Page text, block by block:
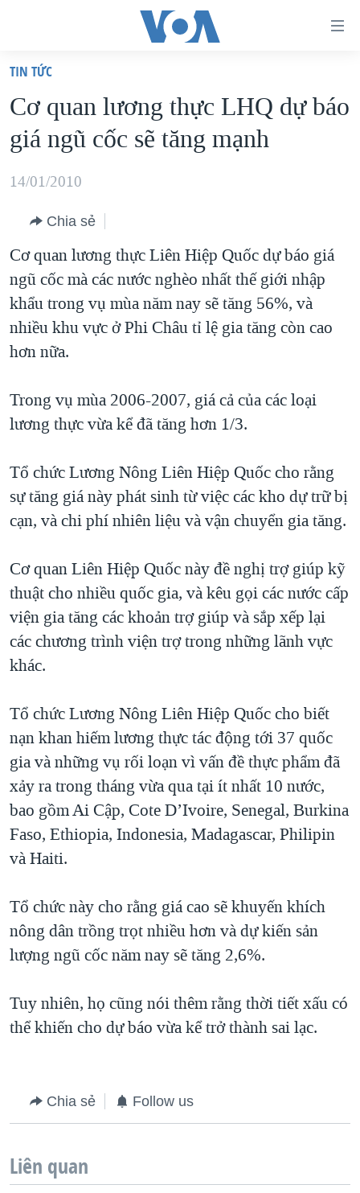
truy
cập
Tới
dung
chính
điều
hướng
chính
Đi
tới
VIỆT NAM
HOA KỲ
BIỂN ĐÔNG
BLOG
DIỄN ĐÀN
MỤC
TỰ DO BÁO CHÍ
VẠCH TRẦN TIN GIẢ
ĐỜI SỐNG
KINH TẾ
KHOA HỌC
SỨC KHOẺ
VĂN HOÁ
GIÁO DỤC
CHUYÊN ĐỀ
CHIẾN TRANH THƯƠNG MẠI CỦA MỸ: QUÁ KHỨ VÀ HIỆN
HÀNH TRÌNH BẦU CỬ 2024
MỘT NĂM CHIẾN TRANH TẠI DẢI GAZA
NGÀY TỊ NẠN THẾ GIỚI
TRỊNH VĨNH BÌNH - NGƯỜI HẠ 'BÊN THẮNG CUỘC'
CHI PHÍ CHIẾN TRANH AFGHANISTAN
CÁC GIÁ TRỊ CỘNG HÒA Ở VIỆT NAM
THƯỢNG ĐỈNH TRUMP-KIM TẠI VIỆT NAM
TRỊNH VĨNH BÌNH VS. CHÍNH PHỦ VIỆT NAM
BÊN KIA QUỐC LỘ: TIẾNG VỌNG TỪ NÔNG THÔN MỸ
QUAN HỆ VIỆT MỸ
HỌC TIẾNG ANH
NGHE
Ngôn ngữ khác
TIN TỨC
Cơ quan lương thực LHQ dự báo
giá ngũ cốc sẽ tăng mạnh
14/01/2010
Chia sẻ
Cơ quan lương thực Liên Hiệp Quốc dự báo giá
ngũ cốc mà các nước nghèo nhất thế giới nhập
khẩu trong vụ mùa năm nay sẽ tăng 56%, và
nhiều khu vực ở Phi Châu tỉ lệ gia tăng còn cao
hơn nữa.
Trong vụ mùa 2006-2007, giá cả của các loại
lương thực vừa kể đã tăng hơn 1/3.
Tổ chức Lương Nông Liên Hiệp Quốc cho rằng
sự tăng giá này phát sinh từ việc các kho dự trữ bị
cạn, và chi phí nhiên liệu và vận chuyển gia tăng.
Cơ quan Liên Hiệp Quốc này đề nghị trợ giúp kỹ
thuật cho nhiều quốc gia, và kêu gọi các nước cấp
viện gia tăng các khoản trợ giúp và sắp xếp lại
các chương trình viện trợ trong những lãnh vực
khác.
Tổ chức Lương Nông Liên Hiệp Quốc cho biết
nạn khan hiếm lương thực tác động tới 37 quốc
gia và những vụ rối loạn vì vấn đề thực phẩm đã
xảy ra trong tháng vừa qua tại ít nhất 10 nước,
bao gồm Ai Cập, Cote D’Ivoire, Senegal, Burkina
Faso, Ethiopia, Indonesia, Madagascar, Philipin
và Haiti.
Tổ chức này cho rằng giá cao sẽ khuyến khích
nông dân trồng trọt nhiều hơn và dự kiến sản
lượng ngũ cốc năm nay sẽ tăng 2,6%.
Tuy nhiên, họ cũng nói thêm rằng thời tiết xấu có
thể khiến cho dự báo vừa kể trở thành sai lạc.
Chia sẻ Follow us
Liên quan